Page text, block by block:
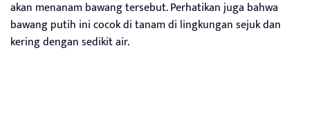
akan menanam bawang tersebut. Perhatikan juga bahwa
bawang putih ini cocok di tanam di lingkungan sejuk dan
kering dengan sedikit air.